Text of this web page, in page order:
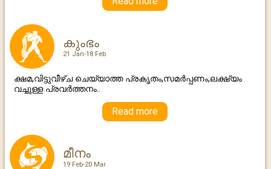
കുംഭം
21 Jan-18 Feb
ക്ഷമ,വിട്ടുവീഴ്ച ചെയ്യാത്ത പ്രകൃതം,സമര്‍പ്പണം,ലക്ഷ്യം
വച്ചുള്ള പ്രവര്‍ത്തനം..
Read more
മീനം
19 Feb-20 Mar